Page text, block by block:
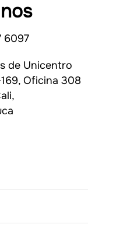
6097
de Unicentro
Oficina 308